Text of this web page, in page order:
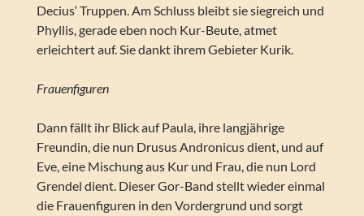
Decius‘ Truppen. Am Schluss bleibt sie siegreich und
Phyllis, gerade eben noch Kur-Beute, atmet
erleichtert auf. Sie dankt ihrem Gebieter Kurik.
Frauenfiguren
Dann fällt ihr Blick auf Paula, ihre langjährige
Freundin, die nun Drusus Andronicus dient, und auf
Eve, eine Mischung aus Kur und Frau, die nun Lord
Grendel dient. Dieser Gor-Band stellt wieder einmal
die Frauenfiguren in den Vordergrund und sorgt